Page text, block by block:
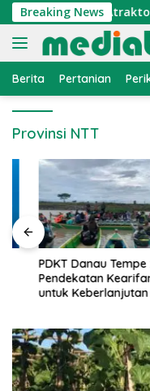
Langsung
ke
konten
Breaking News
Nelayan, Atraktor
Berita Pertanian
Provinsi NTT
PDKT Danau Tempe :
Pendekatan Kearifan
untuk Keberlanjutan